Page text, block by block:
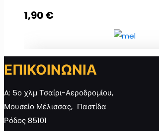
1,90€
Olive oil soap with honey and milk
ποσότητα
ΕΠΙΚΟΙΝΩΝΙΑ
A: 5ο χλμ Τσαίρι-Αεροδρομίου,
Μουσείο Μέλισσας, Παστίδα
Ρόδος 85101